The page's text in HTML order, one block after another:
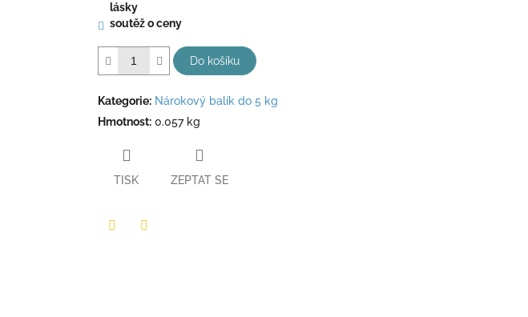
lásky
soutěž o ceny
Do košíku
Kategorie: Nárokový balík do 5 kg
Hmotnost: 0.057 kg
TISK ZEPTAT SE